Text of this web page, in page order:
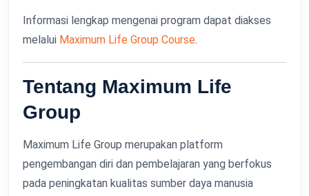
Informasi lengkap mengenai program dapat diakses
melalui Maximum Life Group Course.
Tentang Maximum Life
Group
Maximum Life Group merupakan platform
pengembangan diri dan pembelajaran yang berfokus
pada peningkatan kualitas sumber daya manusia